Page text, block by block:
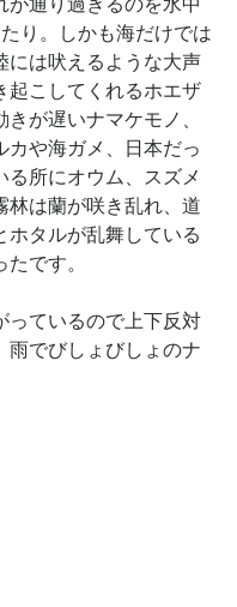
が通り過ぎるのを水中
り。しかも海だけでは
には吠えるような大声
起こしてくれるホエザ
きが遅いナマケモノ、
カや海ガメ、日本だっ
る所にオウム、スズメ
林は蘭が咲き乱れ、道
ホタルが乱舞している
です。
っているので上下反対
雨でびしょびしょのナ